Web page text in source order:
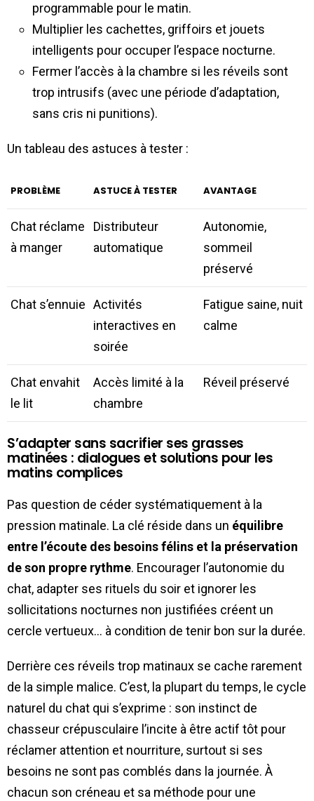
programmable pour le matin.
Multiplier les cachettes, griffoirs et jouets
intelligents pour occuper l’espace nocturne.
Fermer l’accès à la chambre si les réveils sont
trop intrusifs (avec une période d’adaptation,
sans cris ni punitions).
Un tableau des astuces à tester :
PROBLÈME ASTUCE À TESTER AVANTAGE
Chat réclame
à manger
Distributeur
automatique
Autonomie,
sommeil
préservé
Chat s’ennuie Activités
interactives en
soirée
Fatigue saine, nuit
calme
Chat envahit
le lit
Accès limité à la
chambre
Réveil préservé
S’adapter sans sacrifier ses grasses
matinées : dialogues et solutions pour les
matins complices
Pas question de céder systématiquement à la
pression matinale. La clé réside dans un équilibre
entre l’écoute des besoins félins et la préservation
de son propre rythme. Encourager l’autonomie du
chat, adapter ses rituels du soir et ignorer les
sollicitations nocturnes non justifiées créent un
cercle vertueux… à condition de tenir bon sur la durée.
Derrière ces réveils trop matinaux se cache rarement
de la simple malice. C’est, la plupart du temps, le cycle
naturel du chat qui s’exprime : son instinct de
chasseur crépusculaire l’incite à être actif tôt pour
réclamer attention et nourriture, surtout si ses
besoins ne sont pas comblés dans la journée. À
chacun son créneau et sa méthode pour une